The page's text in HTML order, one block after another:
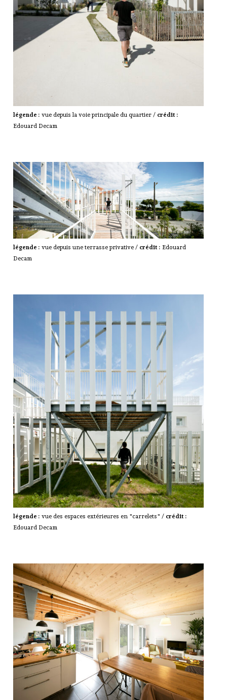
légende : vue depuis la voie principale du quartier / crédit :
Edouard Decam
légende : vue depuis une terrasse privative / crédit : Edouard
Decam
légende : vue des espaces extérieures en "carrelets" / crédit :
Edouard Decam